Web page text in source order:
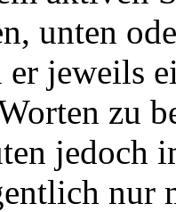
unten
jeweils
zu
nur